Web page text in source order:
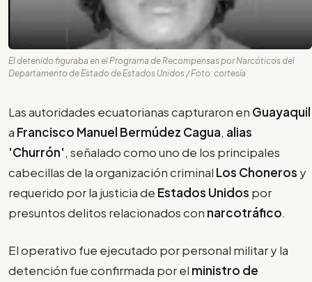
El detenido figuraba en el Programa de Recompensas por Narcóticos del
Departamento de Estado de Estados Unidos / Foto: cortesía
Las autoridades ecuatorianas capturaron en Guayaquil
a Francisco Manuel Bermúdez Cagua, alias
'Churrón', señalado como uno de los principales
cabecillas de la organización criminal Los Choneros y
requerido por la justicia de Estados Unidos por
presuntos delitos relacionados con narcotráfico.
El operativo fue ejecutado por personal militar y la
detención fue confirmada por el ministro de